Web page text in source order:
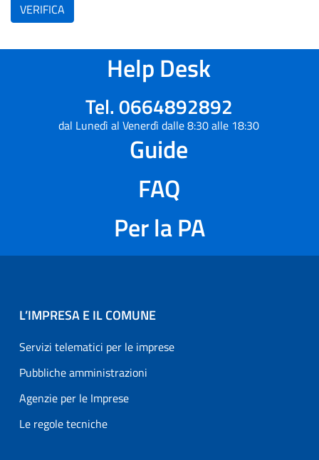
VERIFICA
Help Desk
Tel. 0664892892
dal Lunedì al Venerdì dalle 8:30 alle 18:30
Guide
FAQ
Per la PA
L’IMPRESA E IL COMUNE
Servizi telematici per le imprese
Pubbliche amministrazioni
Agenzie per le Imprese
Le regole tecniche